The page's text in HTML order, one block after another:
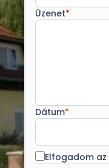
Üzenet*
Dátum*
Elfogadom az